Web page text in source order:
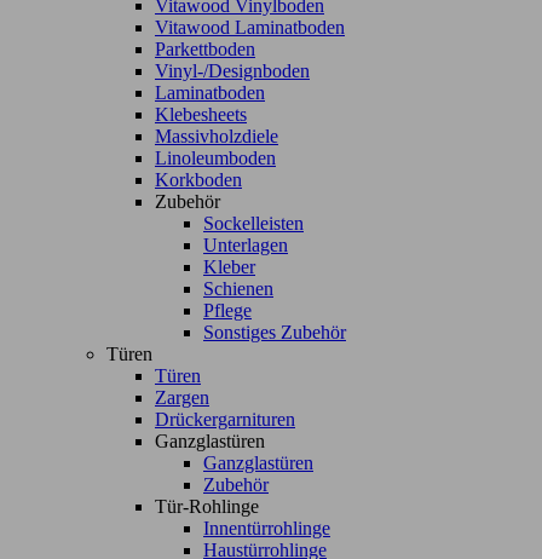
Vitawood Vinylboden
Vitawood Laminatboden
Parkettboden
Vinyl-/Designboden
Laminatboden
Klebesheets
Massivholzdiele
Linoleumboden
Korkboden
Zubehör
Sockelleisten
Unterlagen
Kleber
Schienen
Pflege
Sonstiges Zubehör
Türen
Türen
Zargen
Drückergarnituren
Ganzglastüren
Ganzglastüren
Zubehör
Tür-Rohlinge
Innentürrohlinge
Haustürrohlinge